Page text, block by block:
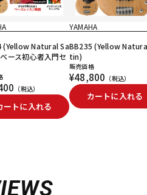
(Yellow Natural Sa
ース初心者入門セ
（税込）
ートに入れる
YAMAHA
BB235 (Yellow
tin)
販売価格
¥48,800 （税込）
カートに入れる